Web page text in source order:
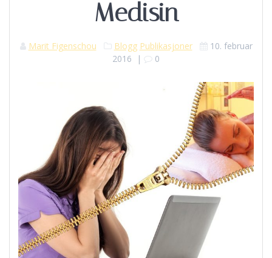
Medisin
Marit Figenschou Blogg Publikasjoner
10. februar
2016 | 0